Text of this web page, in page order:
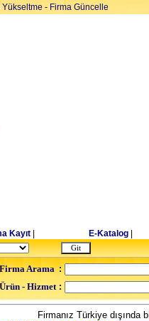
Yükseltme - Firma Güncelle
Kayıt E-Katalog|
Arama :
Ürün - Hizmet :
Firmanız Türkiye